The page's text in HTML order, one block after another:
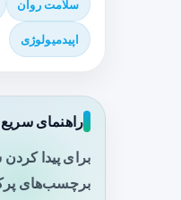
سلامت روان
اپیدمیولوژی
راهنمای سریع
برای پیدا
برچسب‌های